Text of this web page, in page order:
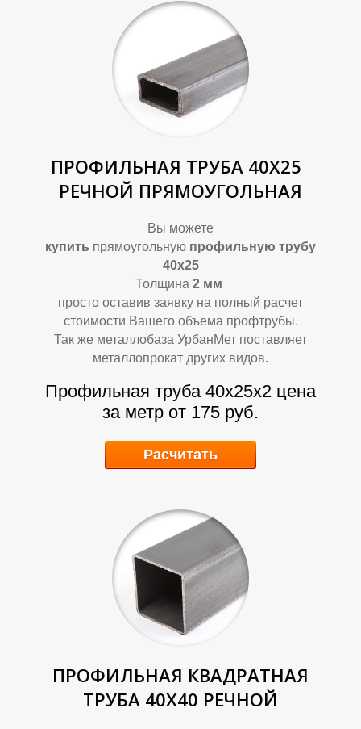
Т
У
ПРОФИЛЬНАЯ ТРУБА 40Х25
РЕЧНОЙ ПРЯМОУГОЛЬНАЯ
Вы можете
купить прямоугольную профильную трубу
40х25
Толщина 2 мм
просто оставив заявку на полный расчет
стоимости Вашего объема профтрубы.
Так же металлобаза УрбанМет поставляет
металлопрокат других видов.
Профильная труба 40х25х2 цена
за метр от 175 руб.
Расчитать
ПРОФИЛЬНАЯ КВАДРАТНАЯ
ТРУБА 40Х40 РЕЧНОЙ
Т
У